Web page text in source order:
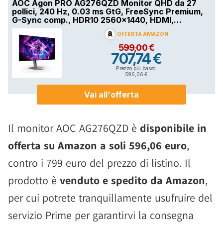
Il monitor AOC AG276QZD è disponibile in
offerta su Amazon a soli 596,06 euro,
contro i 799 euro del prezzo di listino. Il
prodotto è venduto e spedito da Amazon,
per cui potrete tranquillamente usufruire del
servizio Prime per garantirvi la consegna